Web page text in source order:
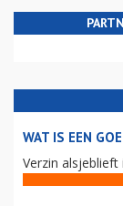
WAT IS EEN
Verzin alsjeblieft